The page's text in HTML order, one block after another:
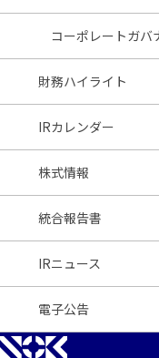
コーポレートガバ
財務ハイライト
IRカレンダー
株式情報
統合報告書
IRニュース
電子公告